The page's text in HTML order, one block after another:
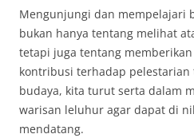
Mengunjungi dan mempelajari
bukan hanya tentang melihat
tetapi juga tentang
kontribusi terhadap
budaya, kita turut serta dalam
warisan leluhur agar dapat di
mendatang.